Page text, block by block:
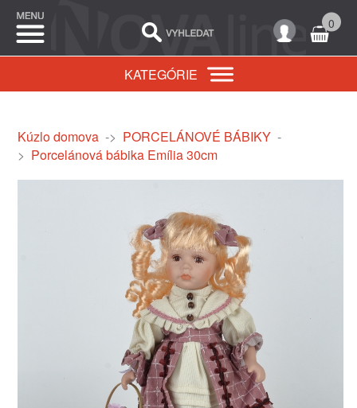
0
KATEGÓRIE
Kúzlo domova-> PORCELÁNOVÉ BÁBIKY-
> Porcelánová bábika Emília 30cm